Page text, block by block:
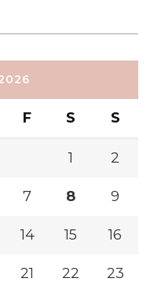
F S S
1 2
7 8 9
14 15 16
21 22 23